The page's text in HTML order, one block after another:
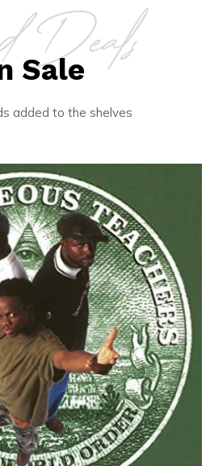
Deals
Sale
added to the shelves